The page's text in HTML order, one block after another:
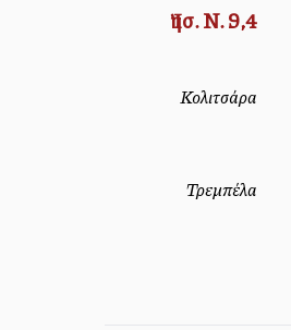
Ἰησ. Ν. 9,4
Κολιτσάρα
Τρεμπέλα